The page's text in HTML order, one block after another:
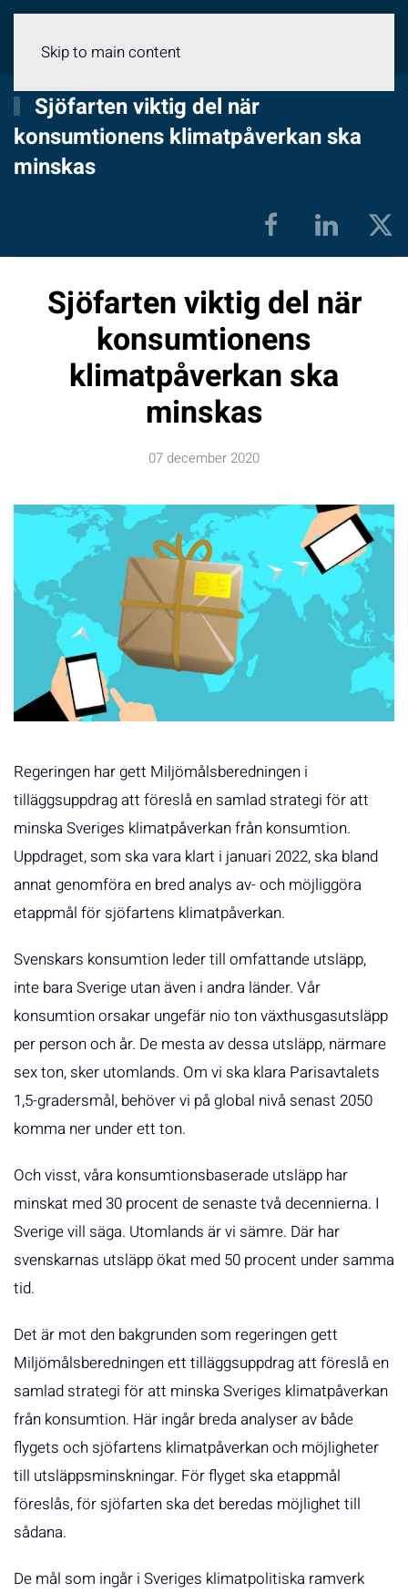
Skip to main content
Sjöfarten viktig del när
konsumtionens klimatpåverkan ska
minskas
Sjöfarten viktig del när
konsumtionens
klimatpåverkan ska
minskas
07 december 2020
Regeringen har gett Miljömålsberedningen i
tilläggsuppdrag att föreslå en samlad strategi för att
minska Sveriges klimatpåverkan från konsumtion.
Uppdraget, som ska vara klart i januari 2022, ska bland
annat genomföra en bred analys av- och möjliggöra
etappmål för sjöfartens klimatpåverkan.
Svenskars konsumtion leder till omfattande utsläpp,
inte bara Sverige utan även i andra länder. Vår
konsumtion orsakar ungefär nio ton växthusgasutsläpp
per person och år. De mesta av dessa utsläpp, närmare
sex ton, sker utomlands. Om vi ska klara Parisavtalets
1,5-gradersmål, behöver vi på global nivå senast 2050
komma ner under ett ton.
Och visst, våra konsumtionsbaserade utsläpp har
minskat med 30 procent de senaste två decennierna. I
Sverige vill säga. Utomlands är vi sämre. Där har
svenskarnas utsläpp ökat med 50 procent under samma
tid.
Det är mot den bakgrunden som regeringen gett
Miljömålsberedningen ett tilläggsuppdrag att föreslå en
samlad strategi för att minska Sveriges klimatpåverkan
från konsumtion. Här ingår breda analyser av både
flygets och sjöfartens klimatpåverkan och möjligheter
till utsläppsminskningar. För flyget ska etappmål
föreslås, för sjöfarten ska det beredas möjlighet till
sådana.
De mål som ingår i Sveriges klimatpolitiska ramverk